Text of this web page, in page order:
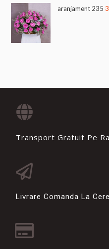
aranjament 235
Transport Gratuit Pe
Livrare Comanda La